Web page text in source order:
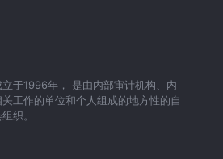
于1996年， 是由内部审计机构、内
工作的单位和个人组成的地方性的自
织。